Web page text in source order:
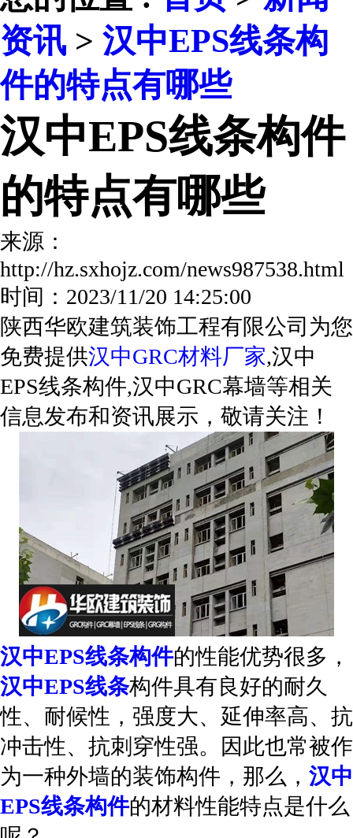
资讯 > 汉中EPS线条构
件的特点有哪些
汉中EPS线条构件
的特点有哪些
来源：
http://hz.sxhojz.com/
时间：2023/11/20 14:25:00
陕西华欧建筑装饰工程有限公司为您
免费提供汉中GRC材料厂家,汉中
EPS线条构件,汉中GRC幕墙等相关
信息发布和资讯展示，敬请关注！
汉中EPS线条构件的性能优势很多，
汉中EPS线条构件具有良好的耐久
性、耐候性，强度大、延伸率高、抗
冲击性、抗刺穿性强。因此也常被作
为一种外墙的装饰构件，那么， 汉中
EPS线条构件的材料性能特点是什么